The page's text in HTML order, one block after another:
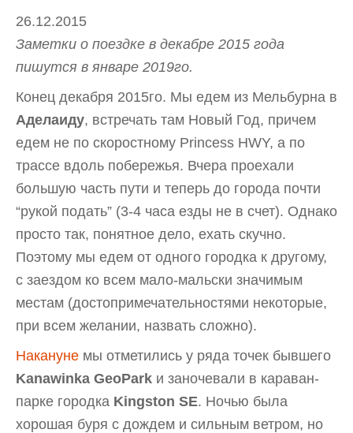
26.12.2015
Заметки о поездке в декабре 2015 года
пишутся в январе 2019го.
Конец декабря 2015го. Мы едем из Мельбурна в
Аделаиду, встречать там Новый Год, причем
едем не по скоростному Princess HWY, а по
трассе вдоль побережья. Вчера проехали
большую часть пути и теперь до города почти
“рукой подать” (3-4 часа езды не в счет). Однако
просто так, понятное дело, ехать скучно.
Поэтому мы едем от одного городка к другому,
с заездом ко всем мало-мальски значимым
местам (достопримечательностями некоторые,
при всем желании, назвать сложно).
Накануне мы отметились у ряда точек бывшего
Kanawinka GeoPark и заночевали в караван-
парке городка Kingston SE. Ночью была
хорошая буря с дождем и сильным ветром, но